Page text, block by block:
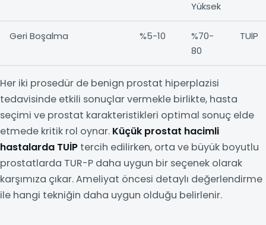
Yüksek
Geri Boşalma %5-10
%70-
80
TUİP
Her iki prosedür de benign prostat hiperplazisi
tedavisinde etkili sonuçlar vermekle birlikte, hasta
seçimi ve prostat karakteristikleri optimal sonuç elde
etmede kritik rol oynar. Küçük prostat hacimli
hastalarda TUİP tercih edilirken, orta ve büyük boyutlu
prostatlarda TUR-P daha uygun bir seçenek olarak
karşımıza çıkar. Ameliyat öncesi detaylı değerlendirme
ile hangi tekniğin daha uygun olduğu belirlenir.